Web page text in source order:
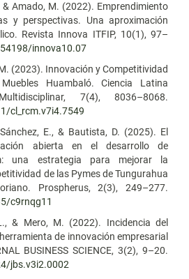
& Amado, M. (2022). Emprendimiento
y perspectivas. Una aproximación
Revista Innova ITFIP, 10(1), 97–
innova10.07
(2023). Innovación y Competitividad
Huambaló. Ciencia Latina
7(4), 8036–8068.
cl_rcm.v7i4.7549
E., & Bautista, D. (2025). El
abierta en el desarrollo de
una estrategia para mejorar la
de las Pymes de Tungurahua
Prospherus, 2(3), 249–277.
c9rnqg11
& Mero, M. (2022). Incidencia del
de innovación empresarial
BUSINESS SCIENCE, 3(2), 9–20.
jbs.v3i2.0002